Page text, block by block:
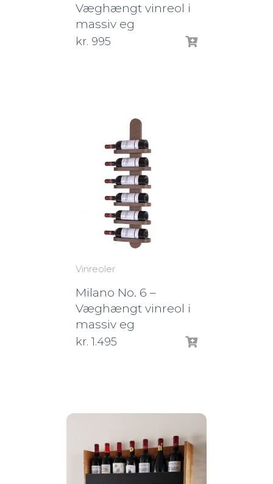
Væghængt vinreol i
massiv eg
kr. 995
Vinreoler
Milano No. 6 –
Væghængt vinreol i
massiv eg
kr. 1.495